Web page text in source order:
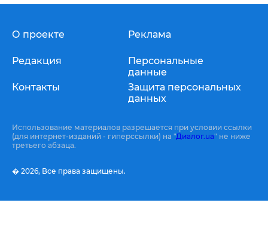
О проекте
Редакция
Контакты
Реклама
Персональные
данные
Защита персональных
данных
Использование материалов разрешается при условии ссылки
(для интернет-изданий - гиперссылки) на "Диалог.ua" не ниже
третьего абзаца.
� 2026, Все права защищены.